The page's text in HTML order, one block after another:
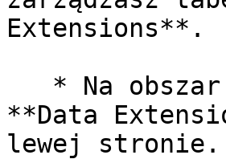
Extensions**.
**Data
lewej stronie.